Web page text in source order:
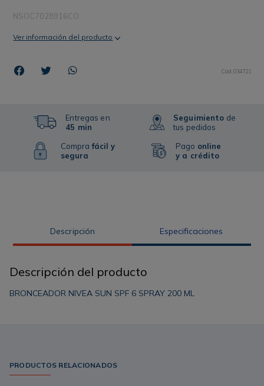
NSOC7028916CO
Ver información del producto
Cód:034721
Entregas en
45 min
Comprafácil y
segura
Seguimiento de
tus pedidos
Pago online
y a crédito
Descripción Especificaciones
Descripción del producto
BRONCEADOR NIVEA SUN SPF 6 SPRAY 200 ML
PRODUCTOS RELACIONADOS